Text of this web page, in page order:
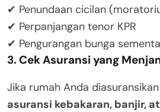
✔ Penundaan cicilan
✔ Perpanjangan tenor KPR
✔ Pengurangan bunga
3. Cek Asuransi yang
Jika rumah Anda
asuransi kebakaran, banjir,